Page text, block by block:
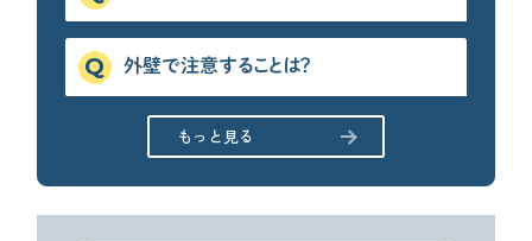
外壁で注意することは？
もっと見る